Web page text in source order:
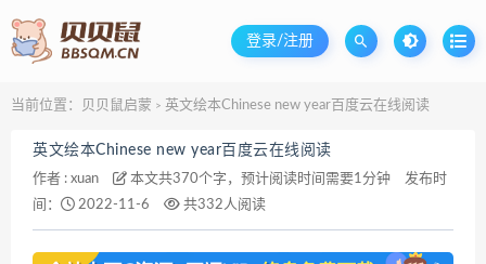
登录/注册
当前位置： 贝贝鼠启蒙 > 英文绘本Chinese new year百度云在线阅读
英文绘本Chinese new year百度云在线阅读
作者 : xuan 本文共370个字，预计阅读时间需要1分钟
发布时
间：
2022-11-6 共332人阅读